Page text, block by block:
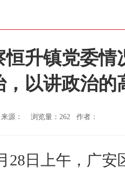
恒升镇党委
以讲政治的
来源： 浏览量： 262 作者：
日上午，广安